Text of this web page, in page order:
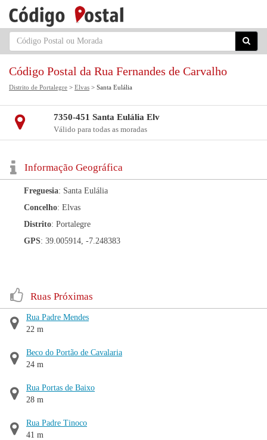
Código Postal da Rua Fernandes de Carvalho
Distrito de Portalegre > Elvas > Santa Eulália
7350-451 Santa Eulália Elv
Válido para todas as moradas
Informação Geográfica
Freguesia: Santa Eulália
Concelho: Elvas
Distrito: Portalegre
GPS: 39.005914, -7.248383
Ruas Próximas
Rua Padre Mendes
22 m
Beco do Portão de Cavalaria
24 m
Rua Portas de Baixo
28 m
Rua Padre Tinoco
41 m